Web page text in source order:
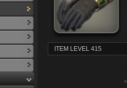
ITEM LEVEL 415